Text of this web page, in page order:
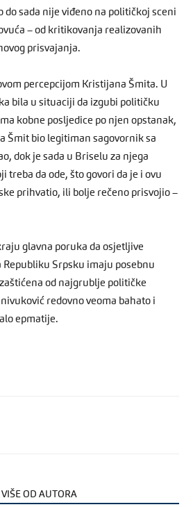
do sada nije viđeno na političkoj sceni
– od kritikovanja realizovanih
prisvajanja.
percepcijom Kristijana Šmita. U
bila u situaciji da izgubi političku
kobne posljedice po njen opstanak,
Šmit bio legitiman sagovornik sa
dok je sada u Briselu za njega
treba da ode, što govori da je i ovu
prihvatio, ili bolje rečeno prisvojio –
glavna poruka da osjetljive
Srpsku imaju posebnu
od najgrublje političke
redovno veoma bahato i
epmatije.
VIŠE OD AUTORA